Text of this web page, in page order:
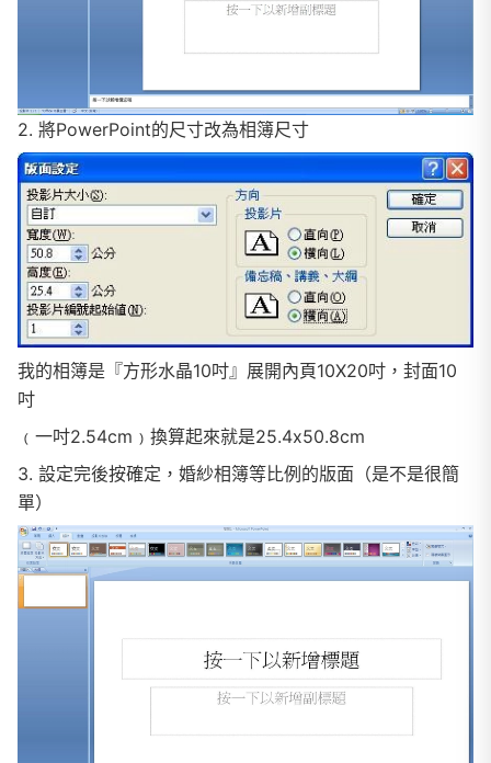
2. 將PowerPoint的尺寸改為相簿尺寸
我的相簿是『方形水晶10吋』展開內頁10X20吋，封面10
吋
﹙一吋2.54cm﹚換算起來就是25.4x50.8cm
3. 設定完後按確定，婚紗相簿等比例的版面（是不是很簡
單）